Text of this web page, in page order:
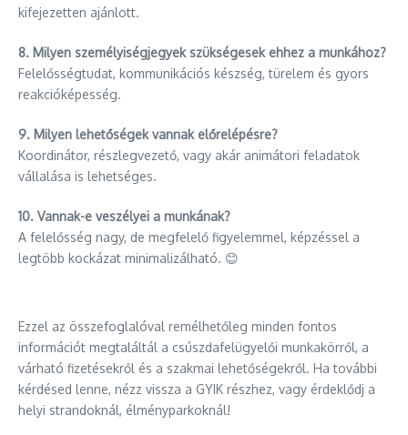
kifejezetten ajánlott.
8. Milyen személyiségjegyek szükségesek ehhez a munkához?
Felelősségtudat, kommunikációs készség, türelem és gyors
reakcióképesség.
9. Milyen lehetőségek vannak előrelépésre?
Koordinátor, részlegvezető, vagy akár animátori feladatok
vállalása is lehetséges.
10. Vannak-e veszélyei a munkának?
A felelősség nagy, de megfelelő figyelemmel, képzéssel a
legtöbb kockázat minimalizálható. 😊
Ezzel az összefoglalóval remélhetőleg minden fontos
információt megtaláltál a csúszdafelügyelői munkakörről, a
várható fizetésekről és a szakmai lehetőségekről. Ha további
kérdésed lenne, nézz vissza a GYIK részhez, vagy érdeklődj a
helyi strandoknál, élményparkoknál!